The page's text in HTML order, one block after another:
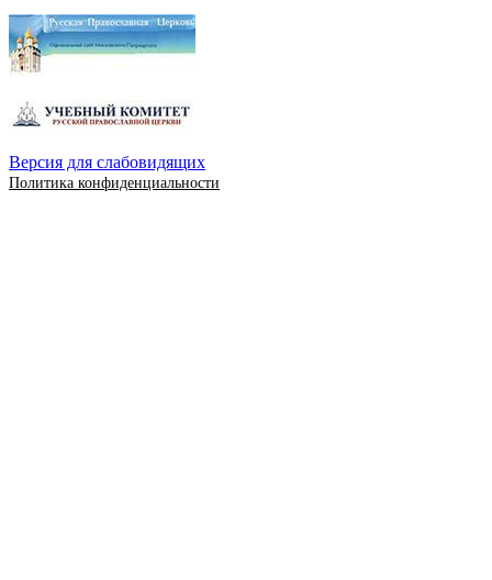
Версия для слабовидящих
Политика конфиденциальности